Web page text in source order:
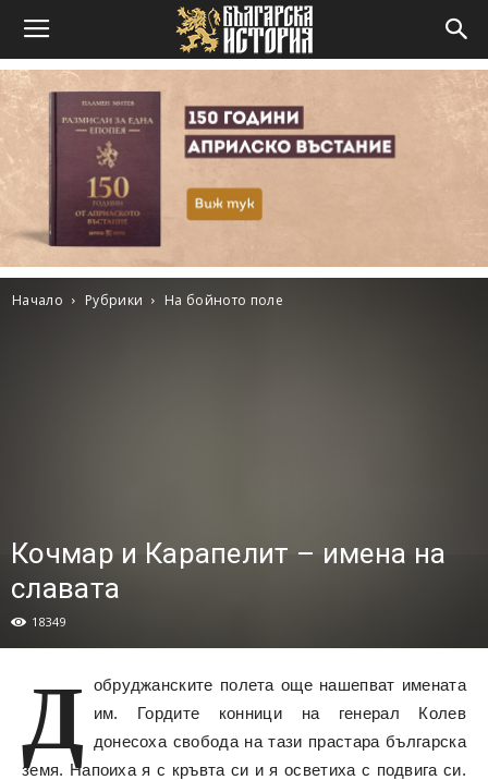
Начало Рубрики На бойното поле
Кочмар и Карапелит – имена на
славата
18349
Д обруджанските полета още нашепват имената
им. Гордите конници на генерал Колев
донесоха свобода на тази прастара българска
земя. Напоиха я с кръвта си и я осветиха с подвига си.